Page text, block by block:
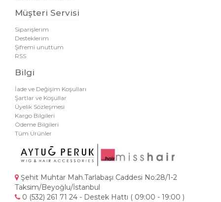
Müşteri Servisi
Siparişlerim
Desteklerim
Şifremi unuttum
RSS
Bilgi
İade ve Değişim Koşulları
Şartlar ve Koşullar
Üyelik Sözleşmesi
Kargo Bilgileri
Ödeme Bilgileri
Tüm Ürünler
Şehit Muhtar Mah.Tarlabaşı Caddesi No:28/1-2
Taksim/Beyoğlu/İstanbul
0 (532) 261 71 24 - Destek Hattı ( 09:00 - 19:00 )